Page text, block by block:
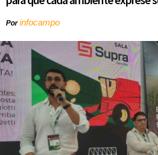
Porinfocampo